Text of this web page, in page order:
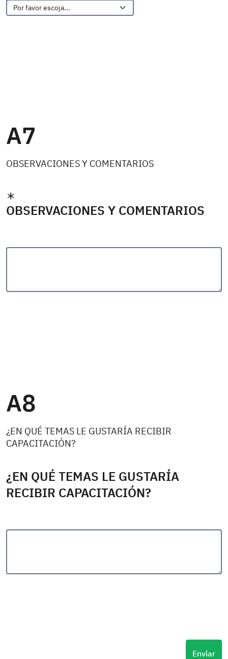
A7
OBSERVACIONES Y COMENTARIOS
OBSERVACIONES Y COMENTARIOS
A8
¿EN QUÉ TEMAS LE GUSTARÍA RECIBIR
CAPACITACIÓN?
¿EN QUÉ TEMAS LE GUSTARÍA
RECIBIR CAPACITACIÓN?
Enviar